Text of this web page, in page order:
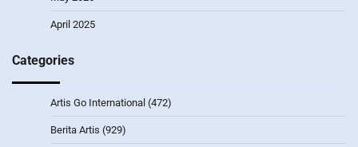
April 2025
Categories
Artis Go International (472)
Berita Artis (929)